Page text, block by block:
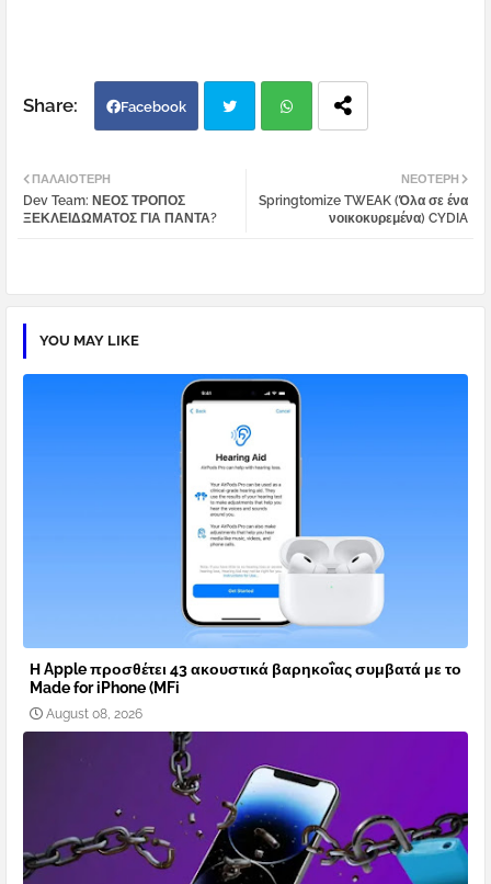
Facebook
atsa
ΝΕΌΤΕΡΗ
Springtomize TWEAK (Όλα σε ένα
νοικοκυρεμένα) CYDIA
ΠΑΛΑΙΌΤΕΡΗ
Dev Team: ΝΕΟΣ ΤΡΟΠΟΣ
ΞΕΚΛΕΙΔΩΜΑΤΟΣ ΓΙΑ ΠΑΝΤΑ?
YOU MAY LIKE
Η Apple προσθέτει 43 ακουστικά βαρηκοΐας συμβατά με το
Made for iPhone (MFi
August 08, 2026